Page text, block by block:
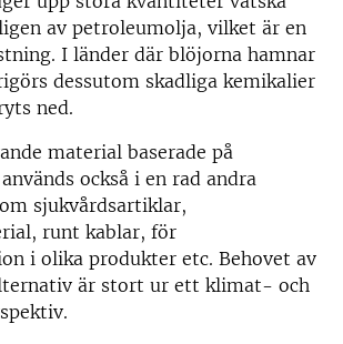
av petroleumolja, vilket är en
I länder där blöjorna hamnar
dessutom skadliga kemikalier
ned.
material baserade på
också i en rad andra
sjukvårdsartiklar,
runt kablar, för
i olika produkter etc. Behovet av
är stort ur ett klimat- och